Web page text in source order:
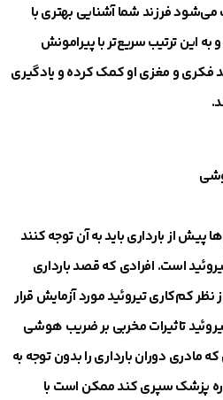
فرزند شما آشنایی بهتری با
این ترتیب سریع‌تر با پیرامونش
فکری و مغزی او کمک کرده و یادگیری
پیش از بارداری باید به آن توجه کنند
است. افرادی که قصد بارداری
از نظر کم‌کاری تیروئید مورد آزمایش قرار
تاثیرات مخربی بر ضریب هوشی
مادری دوران بارداری را بدون توجه به
پزشک سپری کند ممکن است با